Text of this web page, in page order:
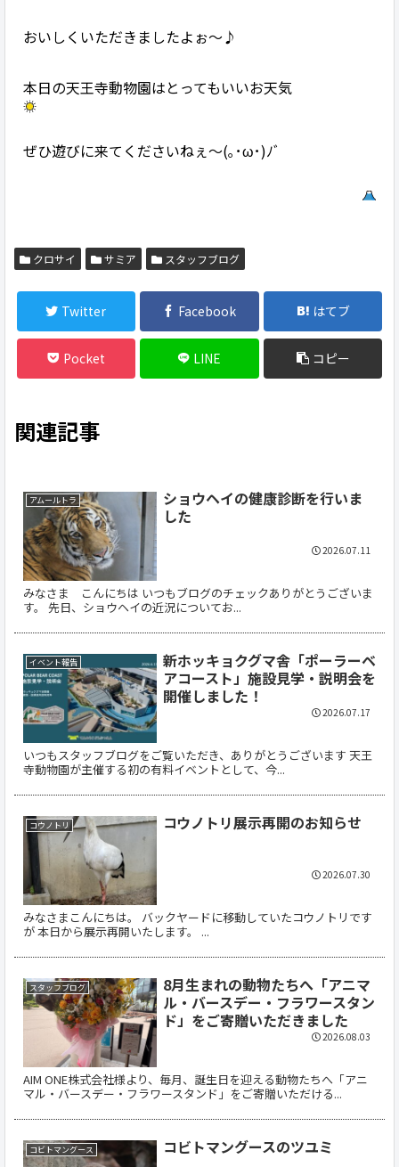
おいしくいただきましたよぉ～♪
本日の天王寺動物園はとってもいいお天気
ぜひ遊びに来てくださいねぇ～(｡･ω･)ﾉﾞ
クロサイ サミア スタッフブログ
Twitter Facebook はてブ
Pocket LINE コピー
関連記事
アムールトラ
ショウヘイの健康診断を行いま
した
みなさま こんにちは いつもブログのチェックありがとうございま
す。 先日、ショウヘイの近況についてお...
2026.07.11
イベント報告
新ホッキョクグマ舎「ポーラーベ
アコースト」施設見学・説明会を
開催しました！
いつもスタッフブログをご覧いただき、ありがとうございます 天王
寺動物園が主催する初の有料イベントとして、今...
2026.07.17
コウノトリ コウノトリ展示再開のお知らせ
みなさまこんにちは。 バックヤードに移動していたコウノトリです
が 本日から展示再開いたします。 ...
2026.07.30
スタッフブログ
8月生まれの動物たちへ「アニマ
ル・バースデー・フラワースタン
ド」をご寄贈いただきました
AIM ONE株式会社様より、毎月、誕生日を迎える動物たちへ「アニ
マル・バースデー・フラワースタンド」をご寄贈いただける...
2026.08.03
コビトマングース コビトマングースのツユミ